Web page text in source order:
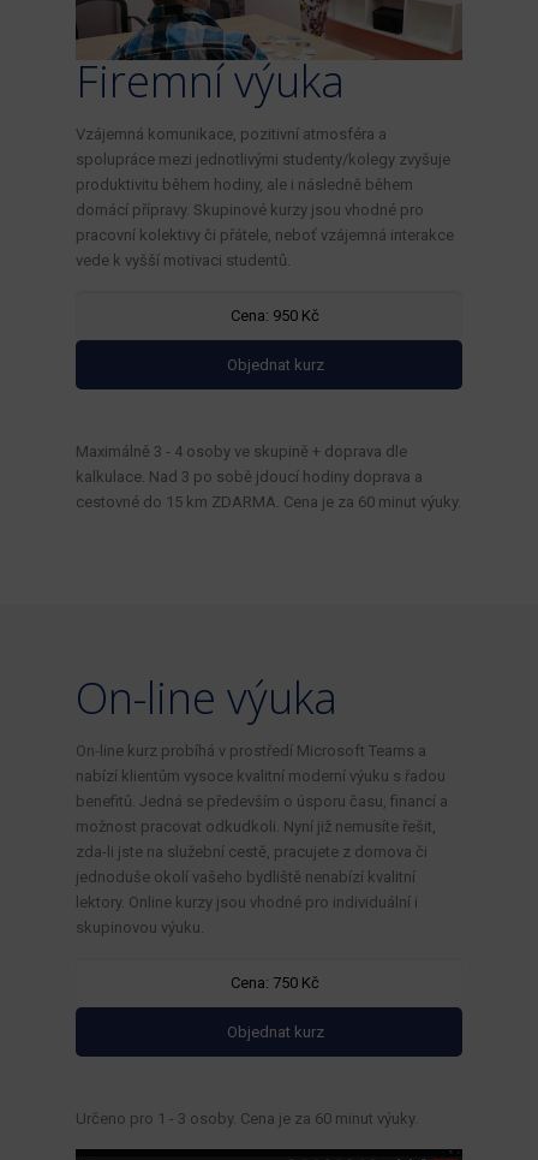
Firemní výuka
Vzájemná komunikace, pozitivní atmosféra a
spolupráce mezi jednotlivými studenty/kolegy zvyšuje
produktivitu během hodiny, ale i následně během
domácí přípravy. Skupinové kurzy jsou vhodné pro
pracovní kolektivy či přátele, neboť vzájemná interakce
vede k vyšší motivaci studentů.
Cena: 950 Kč
Objednat kurz
Maximálně 3 - 4 osoby ve skupině + doprava dle
kalkulace. Nad 3 po sobě jdoucí hodiny doprava a
cestovné do 15 km ZDARMA. Cena je za 60 minut výuky.
On-line výuka
On-line kurz probíhá v prostředí Microsoft Teams a
nabízí klientům vysoce kvalitní moderní výuku s řadou
benefitů. Jedná se především o úsporu času, financí a
možnost pracovat odkudkoli. Nyní již nemusíte řešit,
zda-li jste na služební cestě, pracujete z domova či
jednoduše okolí vašeho bydliště nenabízí kvalitní
lektory. Online kurzy jsou vhodné pro individuální i
skupinovou výuku.
Cena: 750 Kč
Objednat kurz
Určeno pro 1 - 3 osoby. Cena je za 60 minut výuky.